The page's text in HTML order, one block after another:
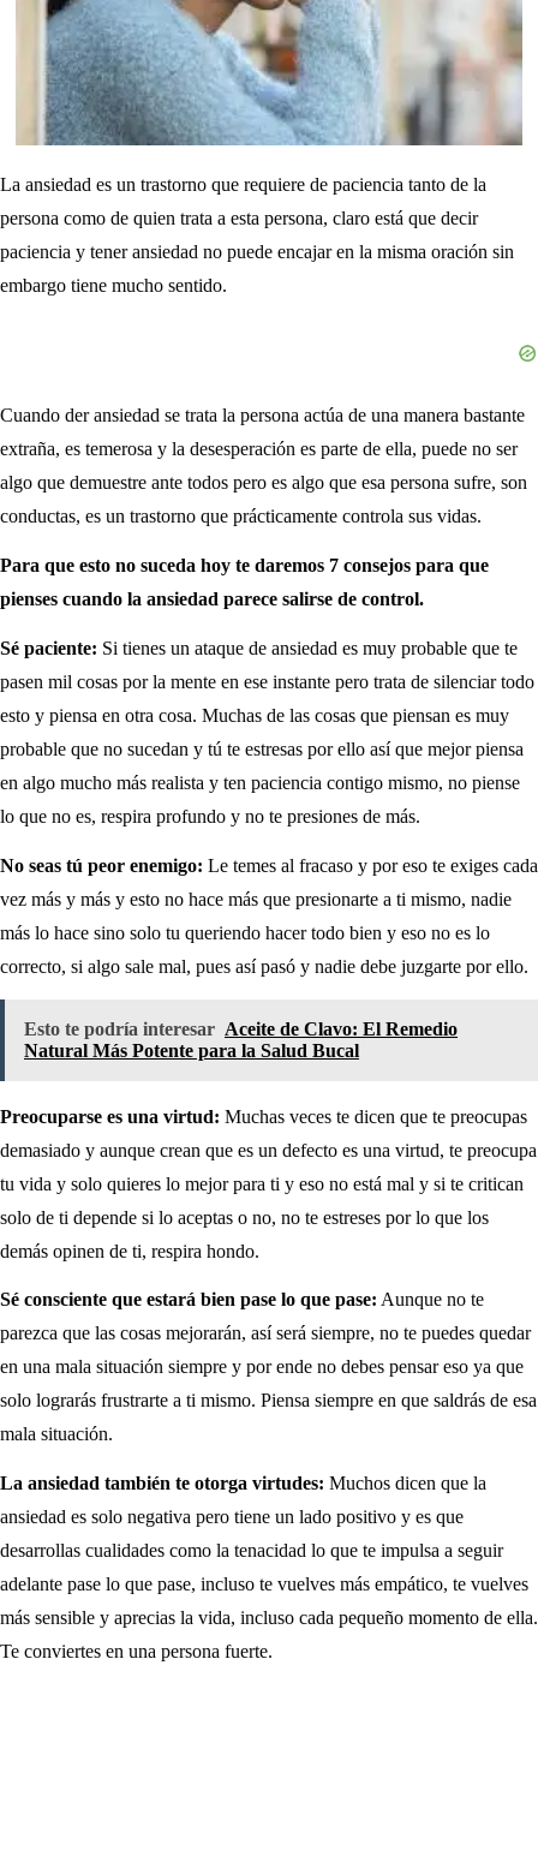
La ansiedad es un trastorno que requiere de paciencia tanto de la
persona como de quien trata a esta persona, claro está que decir
paciencia y tener ansiedad no puede encajar en la misma oración sin
embargo tiene mucho sentido.
Cuando der ansiedad se trata la persona actúa de una manera bastante
extraña, es temerosa y la desesperación es parte de ella, puede no ser
algo que demuestre ante todos pero es algo que esa persona sufre, son
conductas, es un trastorno que prácticamente controla sus vidas.
Para que esto no suceda hoy te daremos 7 consejos para que
pienses cuando la ansiedad parece salirse de control.
Sé paciente: Si tienes un ataque de ansiedad es muy probable que te
pasen mil cosas por la mente en ese instante pero trata de silenciar todo
esto y piensa en otra cosa. Muchas de las cosas que piensan es muy
probable que no sucedan y tú te estresas por ello así que mejor piensa
en algo mucho más realista y ten paciencia contigo mismo, no piense
lo que no es, respira profundo y no te presiones de más.
No seas tú peor enemigo: Le temes al fracaso y por eso te exiges cada
vez más y más y esto no hace más que presionarte a ti mismo, nadie
más lo hace sino solo tu queriendo hacer todo bien y eso no es lo
correcto, si algo sale mal, pues así pasó y nadie debe juzgarte por ello.
Esto te podría interesar Aceite de Clavo: El Remedio
Natural Más Potente para la Salud Bucal
Preocuparse es una virtud: Muchas veces te dicen que te preocupas
demasiado y aunque crean que es un defecto es una virtud, te preocupa
tu vida y solo quieres lo mejor para ti y eso no está mal y si te critican
solo de ti depende si lo aceptas o no, no te estreses por lo que los
demás opinen de ti, respira hondo.
Sé consciente que estará bien pase lo que pase: Aunque no te
parezca que las cosas mejorarán, así será siempre, no te puedes quedar
en una mala situación siempre y por ende no debes pensar eso ya que
solo lograrás frustrarte a ti mismo. Piensa siempre en que saldrás de esa
mala situación.
La ansiedad también te otorga virtudes: Muchos dicen que la
ansiedad es solo negativa pero tiene un lado positivo y es que
desarrollas cualidades como la tenacidad lo que te impulsa a seguir
adelante pase lo que pase, incluso te vuelves más empático, te vuelves
más sensible y aprecias la vida, incluso cada pequeño momento de ella.
Te conviertes en una persona fuerte.